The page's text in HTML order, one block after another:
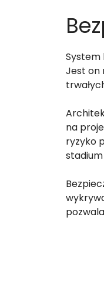
System
Jest on
na
ryzyko